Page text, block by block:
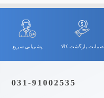
ضمانت بازگشت کالا پشتیبانی سریع
031-91002535